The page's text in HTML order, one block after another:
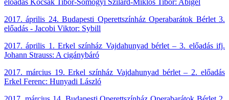
előadás Kocsák Tibor-Somogyi Szilárd-Miklós Tibor: Abigél
2017. április 24. Budapesti Operettszínház Operabarátok Bérlet 3.
előadás - Jacobi Viktor: Sybill
2017. április 1. Erkel színház Vajdahunyad bérlet – 3. előadás ifj.
Johann Strauss: A cigánybáró
2017. március 19. Erkel színház Vajdahunyad bérlet – 2. előadás
Erkel Ferenc: Hunyadi László